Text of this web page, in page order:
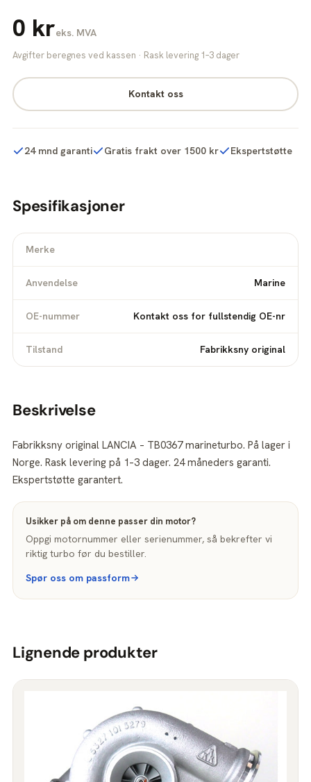
0 kreks. MVA
Avgifter beregnes ved kassen · Rask levering 1–3 dager
Kontakt oss
24 mnd garanti Gratis frakt over 1500 kr Ekspertstøtte
Spesifikasjoner
Merke
Anvendelse Marine
OE-nummer Kontakt oss for fullstendig OE-nr
Tilstand Fabrikksny original
Beskrivelse
Fabrikksny original LANCIA – TB0367 marineturbo. På lager i
Norge. Rask levering på 1–3 dager. 24 måneders garanti.
Ekspertstøtte garantert.
Usikker på om denne passer din motor?
Oppgi motornummer eller serienummer, så bekrefter vi
riktig turbo før du bestiller.
Spør oss om passform
Lignende produkter